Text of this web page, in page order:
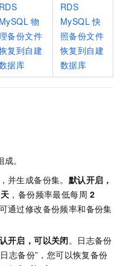
RDS
MySQL 物
备份文件
复到自建
据库
RDS
MySQL 快
照备份文件
恢复到自建
数据库
。
并生成备份集。 默认开启，
天 ，备份频率最低每周 2
通过修改备份频率和备份集
开启，可以关闭。日志备份
志备份”，您可以恢复备份